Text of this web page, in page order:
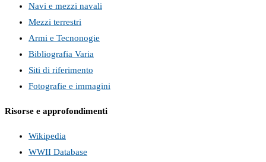
Navi e mezzi navali
Mezzi terrestri
Armi e Tecnonogie
Bibliografia Varia
Siti di riferimento
Fotografie e immagini
Risorse e approfondimenti
Wikipedia
WWII Database